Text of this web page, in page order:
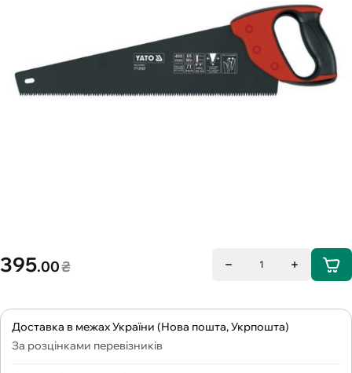
395.00₴ 1
Доставка в межах України (Нова пошта, Укрпошта)
За розцінками перевізників